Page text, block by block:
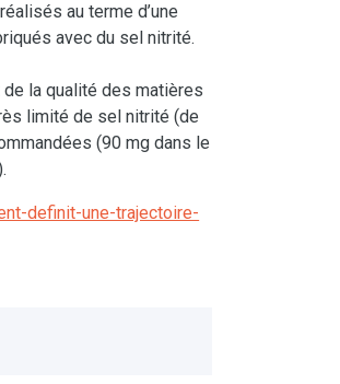
au terme d’une
avec du sel nitrité.
la qualité des matières
limité de sel nitrité (de
(90 mg dans le
definit-une-trajectoire-